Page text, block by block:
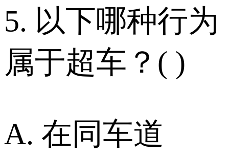
5. 以下哪种行为
属于超车？( )
A. 在同车道